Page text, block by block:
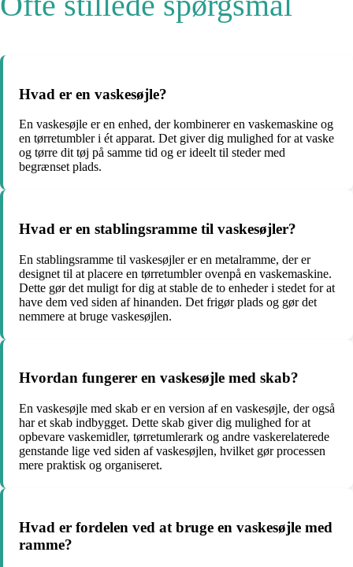
Hvad er en vaskesøjle?
En vaskesøjle er en enhed, der kombinerer en vaskemaskine og
en tørretumbler i ét apparat. Det giver dig mulighed for at vaske
og tørre dit tøj på samme tid og er ideelt til steder med
begrænset plads.
Hvad er en stablingsramme til vaskesøjler?
En stablingsramme til vaskesøjler er en metalramme, der er
designet til at placere en tørretumbler ovenpå en vaskemaskine.
Dette gør det muligt for dig at stable de to enheder i stedet for at
have dem ved siden af hinanden. Det frigør plads og gør det
nemmere at bruge vaskesøjlen.
Hvordan fungerer en vaskesøjle med skab?
En vaskesøjle med skab er en version af en vaskesøjle, der også
har et skab indbygget. Dette skab giver dig mulighed for at
opbevare vaskemidler, tørretumlerark og andre vaskerelaterede
genstande lige ved siden af vaskesøjlen, hvilket gør processen
mere praktisk og organiseret.
Hvad er fordelen ved at bruge en vaskesøjle med
ramme?